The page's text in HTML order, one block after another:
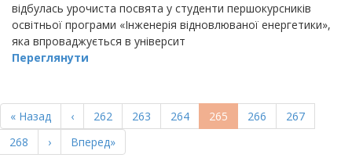
відбулась урочиста посвята у студенти першокурсників
освітньої програми «Інженерія відновлюваної енергетики»,
яка впроваджується в університ
Переглянути
НА
СТОРІНКИ
Перша
сторінка
« Назад
Попередня
сторінка
‹ Page
262 Page
263 Page
264
Поточна
сторінка
265 Page
266 Page
267
Page
268
Наступна
сторінка
›
Остання
сторінка
Вперед»